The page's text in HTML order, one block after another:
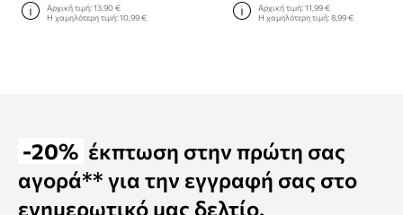
Αρχική τιμή:13,90 €
Η χαμηλότερη τιμή:10,99 €
Αρχική τιμή: 11,99 €
Η χαμηλότερη τιμή: 8,99 €
-20% έκπτωση στην πρώτη σας
αγορά** για την εγγραφή σας στο
ενημερωτικό μας δελτίο.